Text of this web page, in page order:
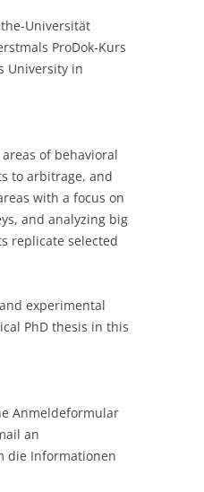
LECTURERS &
LECTURERS &
LECTURERS &
LECTURERS &
LECTURERS &
LECTURERS &
PROGRAMME
CASH BUDGET 2021
CASH BUDGET 2018
CASH BUDGET 2016
CASH BUDGET 2011
SUPPORTERS
Universität
ProDok-Kurs
University in
of behavioral
to arbitrage, and
with a focus on
and analyzing big
replicate selected
experimental
PhD thesis in this
Anmeldeformular
an
die Informationen